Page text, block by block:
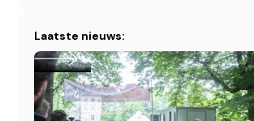
Laatste nieuws: